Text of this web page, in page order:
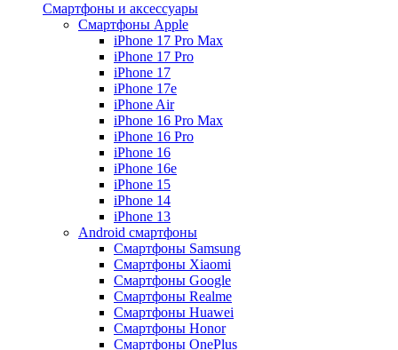
Смартфоны и аксессуары
Смартфоны Apple
iPhone 17 Pro Max
iPhone 17 Pro
iPhone 17
iPhone 17e
iPhone Air
iPhone 16 Pro Max
iPhone 16 Pro
iPhone 16
iPhone 16e
iPhone 15
iPhone 14
iPhone 13
Android cмартфоны
Смартфоны Samsung
Смартфоны Xiaomi
Смартфоны Google
Смартфоны Realme
Смартфоны Huawei
Смартфоны Honor
Смартфоны OnePlus